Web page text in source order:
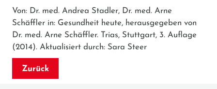
Von: Dr. med. Andrea Stadler, Dr. med. Arne
Schäffler in: Gesundheit heute, herausgegeben von
Dr. med. Arne Schäffler. Trias, Stuttgart, 3. Auflage
(2014). Aktualisiert durch: Sara Steer
Zurück